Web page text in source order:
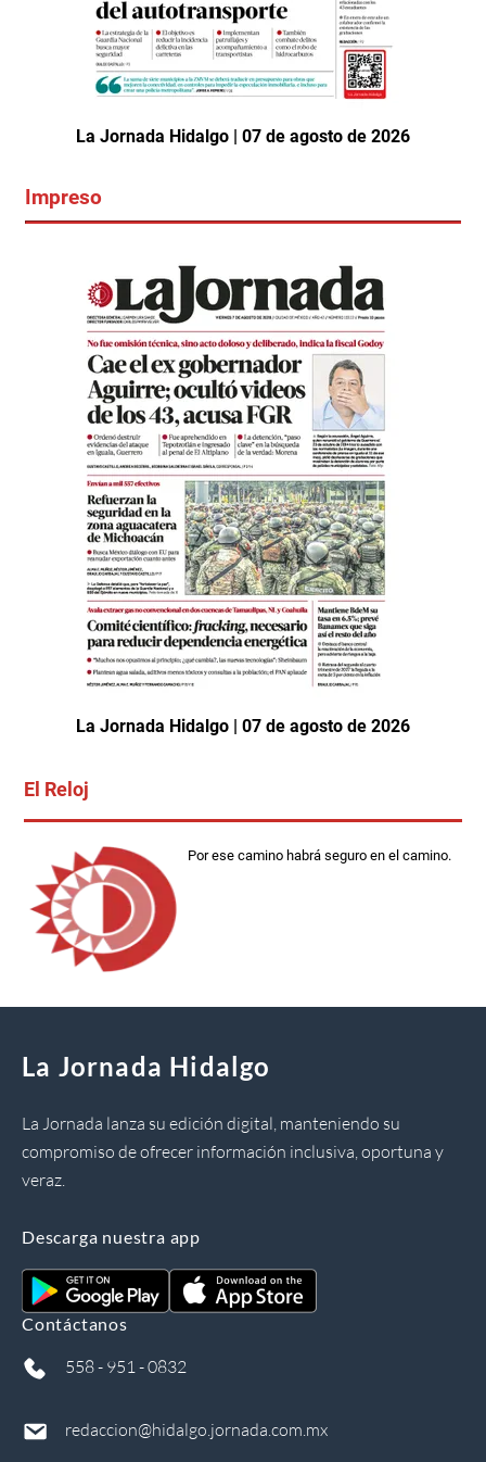
La Jornada Hidalgo | 07 de agosto de 2026
Impreso
La Jornada Hidalgo | 07 de agosto de 2026
El Reloj
Por ese camino habrá seguro en el camino.
La Jornada Hidalgo
La Jornada lanza su edición digital, manteniendo su
compromiso de ofrecer información inclusiva, oportuna y
veraz.
Descarga nuestra app
Contáctanos
558 - 951 - 0832
redaccion@hidalgo.jornada.com.mx